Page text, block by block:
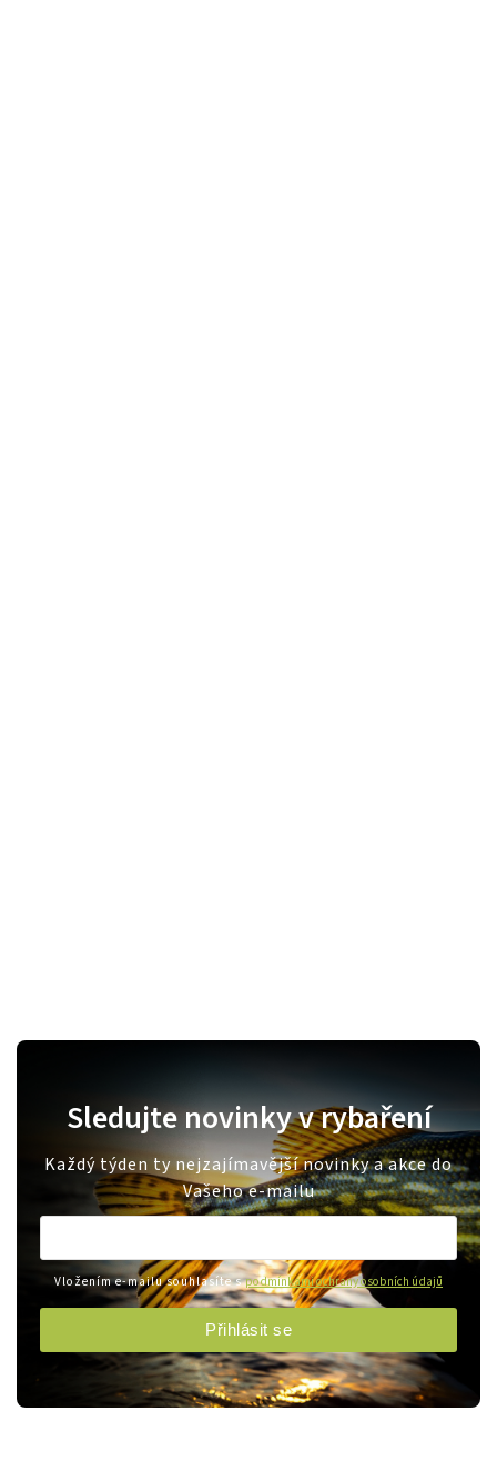
Sledujte novinky v rybaření
Každý týden ty nejzajímavější novinky a akce do
Vašeho e-mailu
Vložením e-mailu souhlasíte spodmínkami ochrany osobních údajů
Přihlásit se